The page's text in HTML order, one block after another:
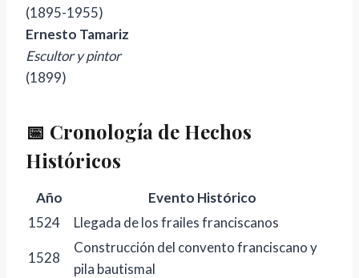
(1895-1955)
Ernesto Tamariz
Escultor y pintor
(1899)
📅 Cronología de Hechos
Históricos
Año
Evento Histórico
1524
Llegada de los frailes franciscanos
1528
Construcción del convento franciscano y
pila bautismal